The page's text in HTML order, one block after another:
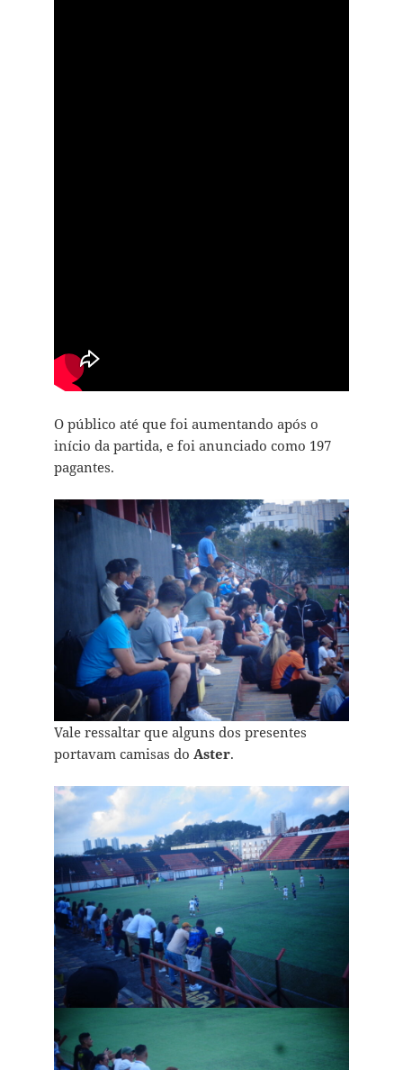
O público até que foi aumentando após o
início da partida, e foi anunciado como 197
pagantes.
Vale ressaltar que alguns dos presentes
portavam camisas do Aster.